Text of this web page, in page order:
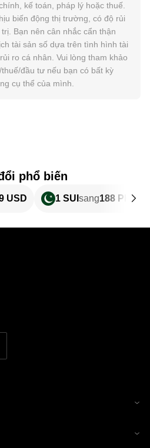
kế toán, pháp lý hoặc thuế.
biến động thị trường, có độ rủi
Bạn nên cân nhắc cẩn thận
tài sản số dựa trên tình hình tài
ro cá nhân. Vui lòng tham khảo
đầu tư nếu bạn có bất kỳ
cụ thể của mình.
phổ biến
USD 1 SUI sang188 PKR